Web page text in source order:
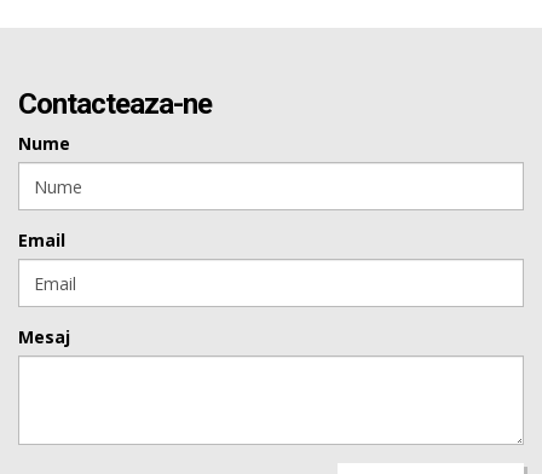
Contacteaza-ne
Nume
Email
Mesaj